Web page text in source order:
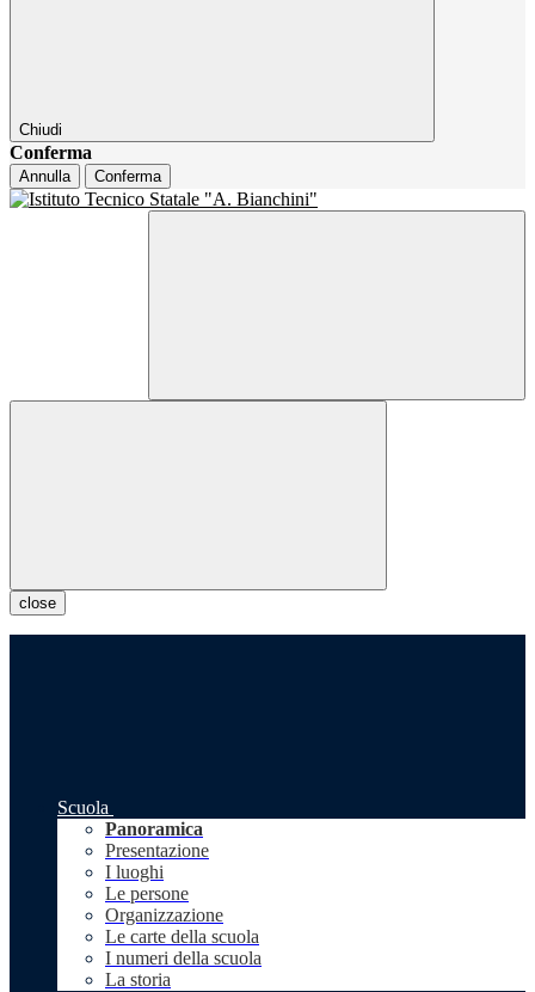
Chiudi
Conferma
Annulla Conferma
close
Scuola
Panoramica
Presentazione
I luoghi
Le persone
Organizzazione
Le carte della scuola
I numeri della scuola
La storia